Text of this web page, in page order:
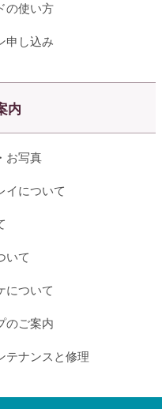
の使い方
申し込み
内
お写真
イについて
いて
について
のご案内
テナンスと修理